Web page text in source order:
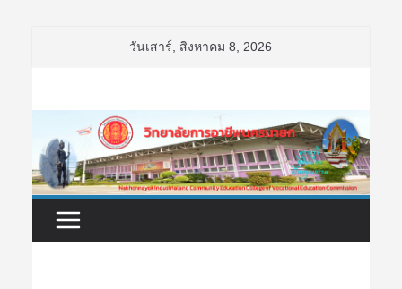
วันเสาร์, สิงหาคม 8, 2026